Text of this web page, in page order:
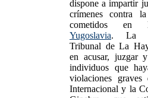
dispone a impartir
crímenes contra
cometidos en
Yugoslavia. La
Tribunal de La
en acusar, juzgar
individuos que
violaciones graves
Internacional y la